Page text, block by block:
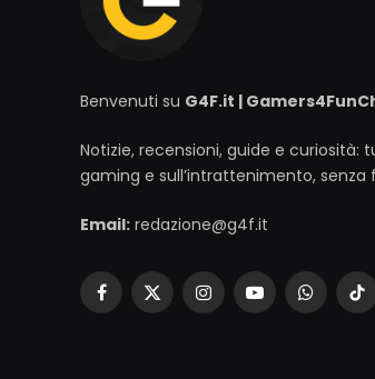
Benvenuti su G4F.it |
Notizie, recensioni, guide e curiosità:
gaming e sull’intrattenimento, senza
Email: redazione@g4f.it
Facebook
X
InstagramYouTube